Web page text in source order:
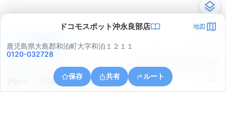
ドコモスポット沖永良部店 地図
鹿児島県大島郡和泊町大字和泊１２１１
0120-032728
保存 共有 ルート
鹿児島県大島郡和泊町手々知名
アプリで見る